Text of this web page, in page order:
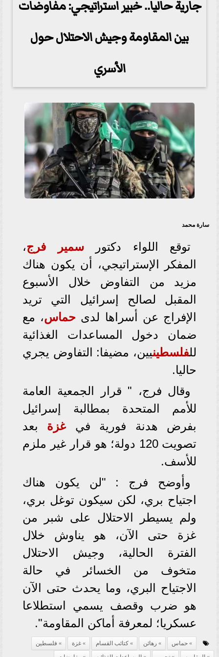
جارية حاليا.. خبير استراتيجي: مفاوضات
بين المقاومة وجيش الاحتلال حول
الأسري
سارة محمد
توقع اللواء دكتورسمير فرج،
المفكر الإستراتيجي، أن يكون هناك
مزيد من التفاوض خلال الأسبوع
المقبل لصالح إسرائيل التي تريد
الإفراج عن أسراها لدى حماس، مع
ضمان دخول المساعدات الغذائية
للفلسطينيين، مضيفا: التفاوض يجري
حاليا.
وقال فرج، " قرار الجمعية العامة
للأمم المتحدة بمطالبة إسرائيل
بفرض هدنة فورية في غزة بعد
تصويت 120 دولة؛ هو قرار غير ملزم
للأسف.
وأوضح فرج : "لن يكون هناك
اجتياح بري، لكن سيكون توغل بري،
ولم يسيطر الاحتلال على شبر من
غزة حتى الآن، هو يناوش خلال
الفترة الحالية، وجيش الاحتلال
متخوف من الخسائر في حالة
الاجتياح البري، وما يحدث حتى الآن
هو ضرب وقصف يسمي استطلاعا
عسكريا؛ لمعرفة أماكن المقاومة".
حماس رهائن كتائب القسام غزة
فلسطين